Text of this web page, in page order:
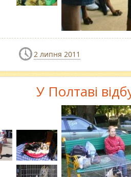
2 липня 2011
У Полтаві